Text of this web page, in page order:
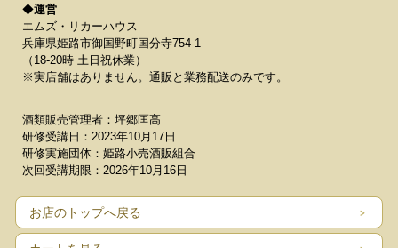
◆運営
エムズ・リカーハウス
兵庫県姫路市御国野町国分寺754-1
（18-20時 土日祝休業）
※実店舗はありません。通販と業務配送のみです。
酒類販売管理者：坪郷匡高
研修受講日：2023年10月17日
研修実施団体：姫路小売酒販組合
次回受講期限：2026年10月16日
お店のトップへ戻る